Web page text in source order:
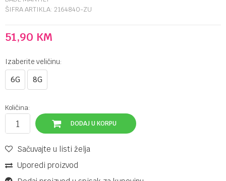
ŠIFRA ARTIKLA: 2164840-ZU
51,90 KM
Izaberite veličinu:
6G 8G
Količina:
DODAJ U KORPU
Sačuvajte u listi želja
Uporedi proizvod